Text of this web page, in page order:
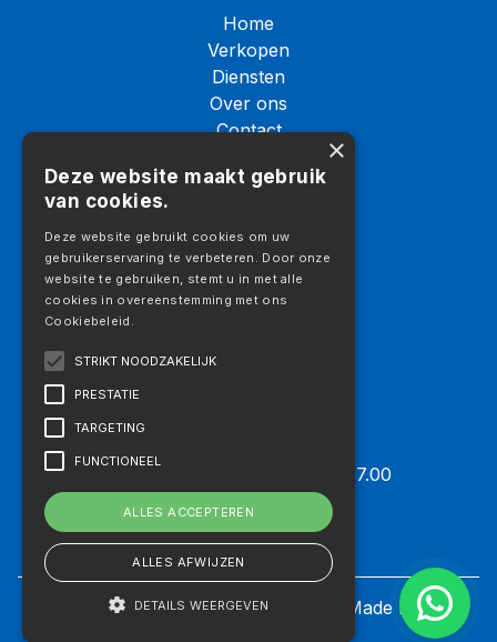
Home
Verkopen
Diensten
Over ons
Contact
Galerij
Aanbod
Aanbod
Vrachtwagens
Opleggers
Maandag t/m vrijdag 07.30 – 17.00
Zaterdag: Op afspraak
Zondag: Gesloten
Privacyverklaring|Cookie Settings | Made byTNL
×
Deze website maakt gebruik
van cookies.
Deze website gebruikt cookies om uw
gebruikerservaring te verbeteren. Door onze
website te gebruiken, stemt u in met alle
cookies in overeenstemming met ons
Cookiebeleid.
STRIKT NOODZAKELIJK
PRESTATIE
TARGETING
FUNCTIONEEL
ALLES ACCEPTEREN
ALLES AFWIJZEN
DETAILS WEERGEVEN